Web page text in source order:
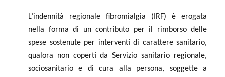
L’indennità regionale fibromialgia (IRF) è erogata
nella forma di un contributo per il rimborso delle
spese sostenute per interventi di carattere sanitario,
qualora non coperti da Servizio sanitario regionale,
sociosanitario e di cura alla persona, soggette a